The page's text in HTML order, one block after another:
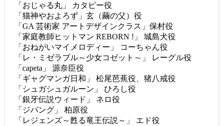
「おじゃる丸」 カタピー役
「猫神やおよろず」玄（繭の父）役
「GA 芸術家 アートデザインクラス」保村役
「家庭教師ヒットマン REBORN !」 城島犬役
「おねがいマイメロディー」 コーちゃん役
「レ・ミゼラブル～少女コゼット～」 レーグル役
「capeta」 源奈臣役
「ギャグマンガ日和」 松尾芭蕉役、猪八戒役
「シュガシュガルーン」 ひろし役
「銀牙伝説ウィード」 ネロ役
「ジパング」 柏原役
「レジェンズ～甦る竜王伝説～」 エド役